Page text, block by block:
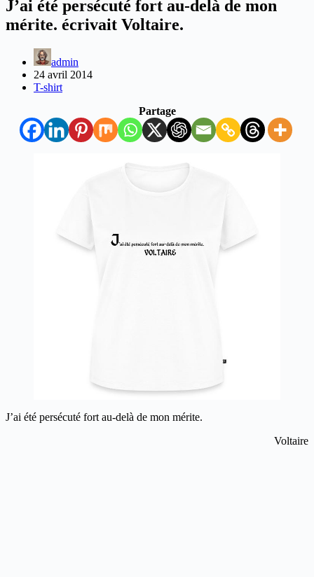
J’ai été persécuté fort au-delà de mon
mérite. écrivait Voltaire.
admin
24 avril 2014
T-shirt
Partage
J’ai été persécuté fort au-delà de mon mérite.
Voltaire